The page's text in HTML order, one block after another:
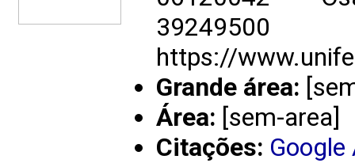
https://
Grande área:
Área: [sem-area]
Citações: